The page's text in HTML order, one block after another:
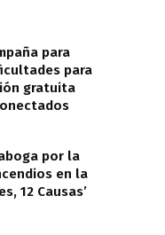
para
para
gratuita
por la
en la
12 Causas’